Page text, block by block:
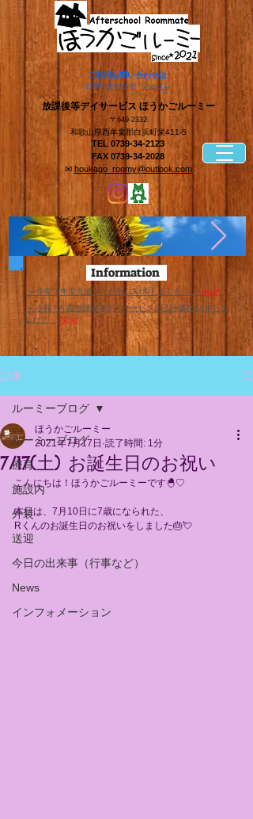
​ご利用お問い合わせは
​お問い合わせ ✉ フォーム
​放課後等デイサービス ほうかごルーミー
〒649-2332
和歌山県西牟婁郡白浜町栄411-5
TEL0739-34-2123
FAX 0739-34-2028
✉ houkago_roomy@outlook.com
Information
​ ➢ 令和７年度支援プログラムをUPしました！ New!
​ ➢ 令和７年度放課後等デイサービス自己評価表をUPしま
した！
New!
記事
ルーミーブログ
療育
施設内
外装
送迎
今日の出来事（行事など）
News
インフォメーション
ルーミーブログ
7/17(土) お誕生日のお祝い
ほうかごルーミー
2021年7月17日 読了時間: 1分
こんにちは！ほうかごルーミーです🐣♡
本日は、7月10日に7歳になられた、
Rくんのお誕生日のお祝いをしました🎂💘